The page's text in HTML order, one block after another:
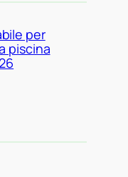
per
piscina